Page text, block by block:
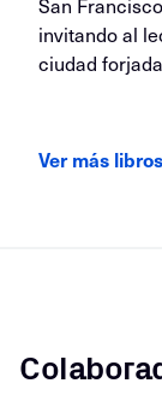
invitando al
ciudad
Ver más libros